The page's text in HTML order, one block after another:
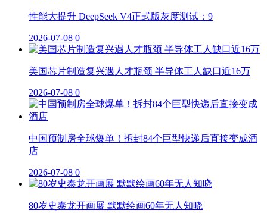
性能大提升 DeepSeek V4正式版灰度测试：9
2026-07-08 0
美国芯片制造复兴遇人才瓶颈 半导体工人缺口近16万
2026-07-08 0
中国预制房全球爆单！拆封84个巨型快递后直接变成酒
店
2026-07-08 0
80岁史泰龙开画展 默默绘画60年无人知晓